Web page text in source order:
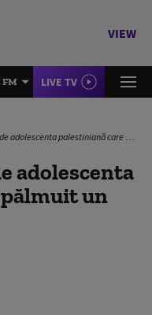
VIEW
FM LIVE TV
palestiniană care a pălmuit un soldat israelian
adolescenta
un